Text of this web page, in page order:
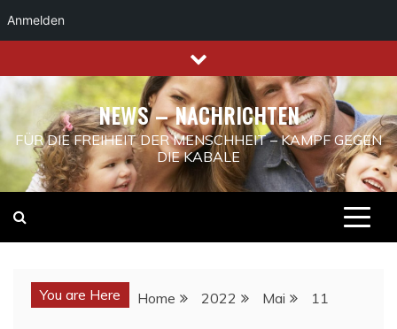
Anmelden
to
content
NEWS – NACHRICHTEN
FÜR DIE FREIHEIT DER MENSCHHEIT – KAMPF GEGEN
DIE KABALE
You are Here Home 2022 Mai 11